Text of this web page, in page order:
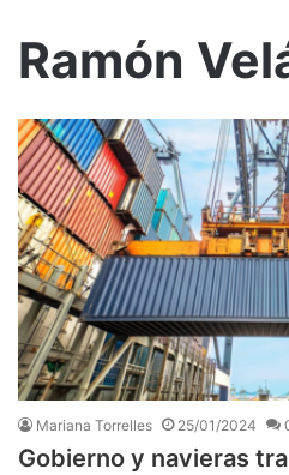
Ramón
Mariana Torrelles 25/01/2024
Gobierno y navieras